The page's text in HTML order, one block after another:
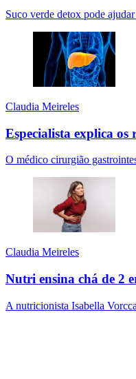
Suco verde detox pode
Claudia Meireles
Especialista explica os
O médico cirurgião
Claudia Meireles
Nutri ensina chá de 2
A nutricionista Isabella